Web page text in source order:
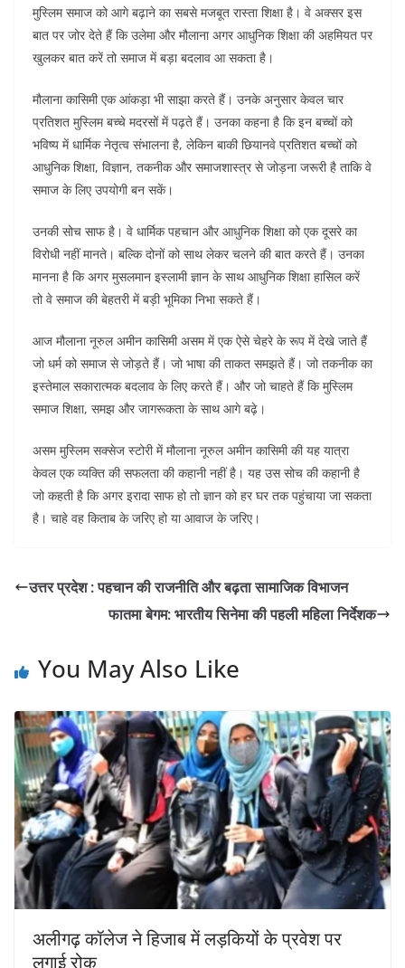
मुस्लिम समाज को आगे बढ़ाने का सबसे मजबूत रास्ता शिक्षा है। वे अक्सर इस
बात पर जोर देते हैं कि उलेमा और मौलाना अगर आधुनिक शिक्षा की अहमियत पर
खुलकर बात करें तो समाज में बड़ा बदलाव आ सकता है।
मौलाना कासिमी एक आंकड़ा भी साझा करते हैं। उनके अनुसार केवल चार
प्रतिशत मुस्लिम बच्चे मदरसों में पढ़ते हैं। उनका कहना है कि इन बच्चों को
भविष्य में धार्मिक नेतृत्व संभालना है, लेकिन बाकी छियानवे प्रतिशत बच्चों को
आधुनिक शिक्षा, विज्ञान, तकनीक और समाजशास्त्र से जोड़ना जरूरी है ताकि वे
समाज के लिए उपयोगी बन सकें।
उनकी सोच साफ है। वे धार्मिक पहचान और आधुनिक शिक्षा को एक दूसरे का
विरोधी नहीं मानते। बल्कि दोनों को साथ लेकर चलने की बात करते हैं। उनका
मानना है कि अगर मुसलमान इस्लामी ज्ञान के साथ आधुनिक शिक्षा हासिल करें
तो वे समाज की बेहतरी में बड़ी भूमिका निभा सकते हैं।
आज मौलाना नूरुल अमीन कासिमी असम में एक ऐसे चेहरे के रूप में देखे जाते हैं
जो धर्म को समाज से जोड़ते हैं। जो भाषा की ताकत समझते हैं। जो तकनीक का
इस्तेमाल सकारात्मक बदलाव के लिए करते हैं। और जो चाहते हैं कि मुस्लिम
समाज शिक्षा, समझ और जागरूकता के साथ आगे बढ़े।
असम मुस्लिम सक्सेज स्टोरी में मौलाना नूरुल अमीन कासिमी की यह यात्रा
केवल एक व्यक्ति की सफलता की कहानी नहीं है। यह उस सोच की कहानी है
जो कहती है कि अगर इरादा साफ हो तो ज्ञान को हर घर तक पहुंचाया जा सकता
है। चाहे वह किताब के जरिए हो या आवाज के जरिए।
उत्तर प्रदेश : पहचान की राजनीति और बढ़ता सामाजिक विभाजन
फातमा बेगम: भारतीय सिनेमा की पहली महिला निर्देशक
You May Also Like
अलीगढ़ कॉलेज ने हिजाब में लड़कियों के प्रवेश पर
लगाई रोक